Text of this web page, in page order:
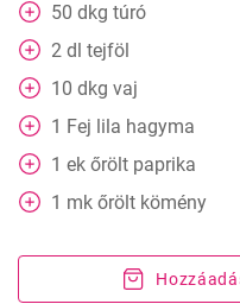
50 dkg túró
2 dl tejföl
10 dkg vaj
1 Fej lila hagyma
1 ek őrölt paprika
1 mk őrölt kömény